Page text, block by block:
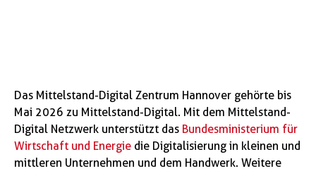
Das Mittelstand-Digital Zentrum Hannover gehörte bis
Mai 2026 zu Mittelstand-Digital. Mit dem Mittelstand-
Digital Netzwerk unterstützt das Bundesministerium für
Wirtschaft und Energie die Digitalisierung in kleinen und
mittleren Unternehmen und dem Handwerk. Weitere